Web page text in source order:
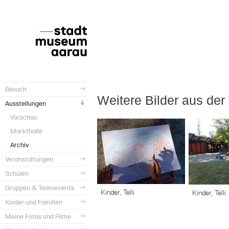
Besuch
Ausstellungen
Vorschau
Markthalle
Archiv
Veranstaltungen
Schulen
Gruppen & Teamevents
Kinder und Familien
Meine Fotos und Filme
Weitere Bilder aus der
Kinder, Telli Kinder, Telli